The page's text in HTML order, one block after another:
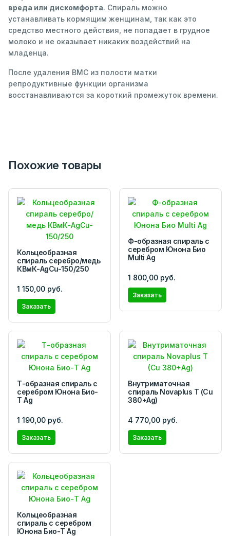
вреда или дискомфорта. Спираль можно
устанавливать кормящим женщинам, так как это
средство местного действия, не попадает в грудное
молоко и не оказывает никаких воздействий на
младенца.
После удаления ВМС из полости матки
репродуктивные функции организма
восстанавливаются за короткий промежуток времени.
Похожие товары
Кольцеобразная
спираль серебро/медь
КВмК-AgCu-150/250
1 150,00 руб.
Заказать
Ф-образная спираль с
серебром Юнона Био
Multi Ag
1 800,00 руб.
Заказать
Т-образная спираль с
серебром Юнона Био-
Т Ag
1 190,00 руб.
Заказать
Внутриматочная
спираль Novaplus T (Cu
380+Ag)
4 770,00 руб.
Заказать
Кольцеобразная
спираль с серебром
Юнона Био-Т Ag